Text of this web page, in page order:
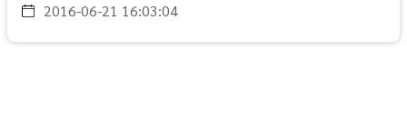
2016-06-21 16:03:04